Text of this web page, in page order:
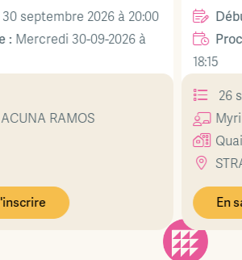
Début :Vendredi 02 octobre 2026 à 18:15
Prochaine séance :Vendredi 02-10-2026 à
Myriam MOREAU
En savoir plus & s'inscrire